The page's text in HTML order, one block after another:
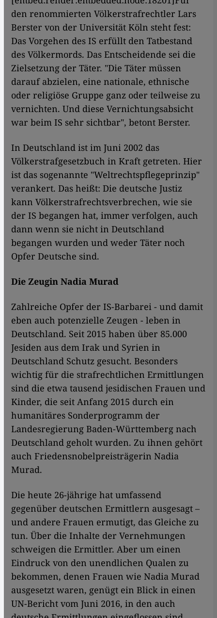
den renommierten Völkerstrafrechtler Lars
Berster von der Universität Köln steht fest:
Das Vorgehen des IS erfüllt den Tatbestand
des Völkermords. Das Entscheidende sei die
Zielsetzung der Täter. "Die Täter müssen
darauf abzielen, eine nationale, ethnische
oder religiöse Gruppe ganz oder teilweise zu
vernichten. Und diese Vernichtungsabsicht
war beim IS sehr sichtbar", betont Berster.
In Deutschland ist im Juni 2002 das
Völkerstrafgesetzbuch in Kraft getreten. Hier
ist das sogenannte "Weltrechtspflegeprinzip"
verankert. Das heißt: Die deutsche Justiz
kann Völkerstrafrechtsverbrechen, wie sie
der IS begangen hat, immer verfolgen, auch
dann wenn sie nicht in Deutschland
begangen wurden und weder Täter noch
Opfer Deutsche sind.
Die Zeugin Nadia Murad
Zahlreiche Opfer der IS-Barbarei - und damit
eben auch potenzielle Zeugen - leben in
Deutschland. Seit 2015 haben über 85.000
Jesiden aus dem Irak und Syrien in
Deutschland Schutz gesucht. Besonders
wichtig für die strafrechtlichen Ermittlungen
sind die etwa tausend jesidischen Frauen und
Kinder, die seit Anfang 2015 durch ein
humanitäres Sonderprogramm der
Landesregierung Baden-Württemberg nach
Deutschland geholt wurden. Zu ihnen gehört
auch Friedensnobelpreisträgerin Nadia
Murad.
Die heute 26-jährige hat umfassend
gegenüber deutschen Ermittlern ausgesagt –
und andere Frauen ermutigt, das Gleiche zu
tun. Über die Inhalte der Vernehmungen
schweigen die Ermittler. Aber um einen
Eindruck von den unendlichen Qualen zu
bekommen, denen Frauen wie Nadia Murad
ausgesetzt waren, genügt ein Blick in einen
UN-Bericht vom Juni 2016, in den auch